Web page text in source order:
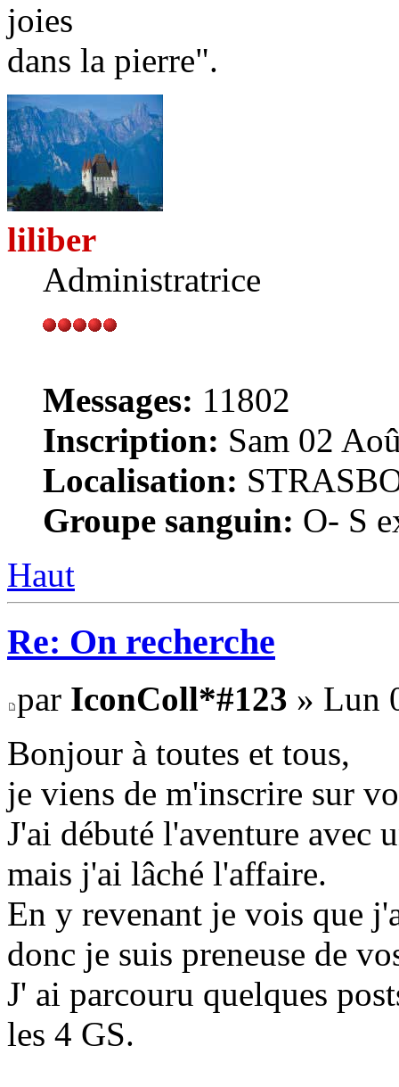
joies
dans la pierre".
liliber
Administratrice
Messages: 11802
Inscription: Sam 02
Localisation:
Groupe sanguin: O- S
Haut
Re: On recherche
par IconColl*#123 » Lun
Bonjour à toutes et tous,
je viens de m'inscrire sur
J'ai débuté l'aventure avec
mais j'ai lâché l'affaire.
En y revenant je vois que
donc je suis preneuse de
J' ai parcouru quelques
les 4 GS.